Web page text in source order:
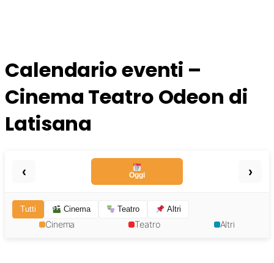
Calendario eventi –
Cinema Teatro Odeon di
Latisana
‹ Oggi ›
Tutti Cinema Teatro Altri
Cinema Teatro Altri